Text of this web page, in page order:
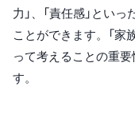
力」、「責任感」とい
ことができます。「
って考えることの重要
す。